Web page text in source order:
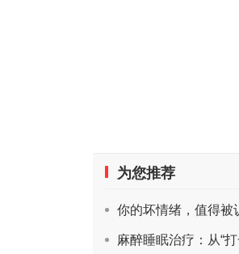
为您推荐
你的坏情绪，值得被
麻醉睡眠治疗：从“